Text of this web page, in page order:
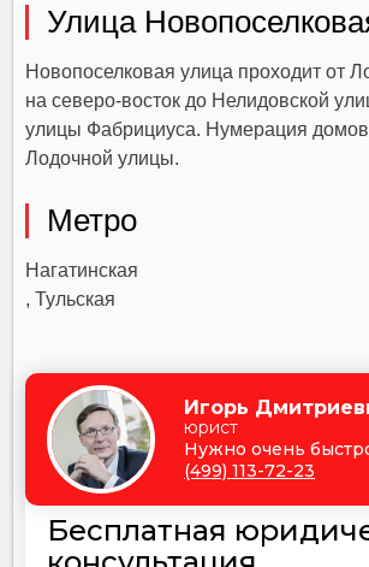
Улица
Новопоселковая улица проходит от
на северо-восток до Нелидовской
улицы Фабрициуса. Нумерация домов
Лодочной улицы.
Метро
Нагатинская
, Тульская